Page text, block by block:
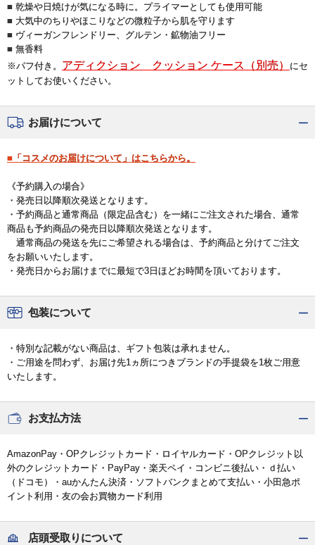
■ 乾燥や日焼けが気になる時に。プライマーとしても使用可能
■ 大気中のちりやほこりなどの微粒子から肌を守ります
■ ヴィーガンフレンドリー、グルテン・鉱物油フリー
■ 無香料
※パフ付き。 アディクション クッション ケース（別売）
にセ
ットしてお使いください。
お届けについて
■「コスメのお届けについて」はこちらから。
《予約購入の場合》
・発売日以降順次発送となります。
・予約商品と通常商品（限定品含む）を一緒にご注文された場合、通常
商品も予約商品の発売日以降順次発送となります。
通常商品の発送を先にご希望される場合は、予約商品と分けてご注文
をお願いいたします。
・発売日からお届けまでに最短で3日ほどお時間を頂いております。
包装について
・特別な記載がない商品は、ギフト包装は承れません。
・ご用途を問わず、お届け先1ヵ所につきブランドの手提袋を1枚ご用意
いたします。
お支払方法
AmazonPay・OPクレジットカード・ロイヤルカード・OPクレジット以
外のクレジットカード・PayPay・楽天ペイ・コンビニ後払い・ｄ払い
（ドコモ）・auかんたん決済・ソフトバンクまとめて支払い・小田急ポ
イント利用・友の会お買物カード利用
店頭受取りについて